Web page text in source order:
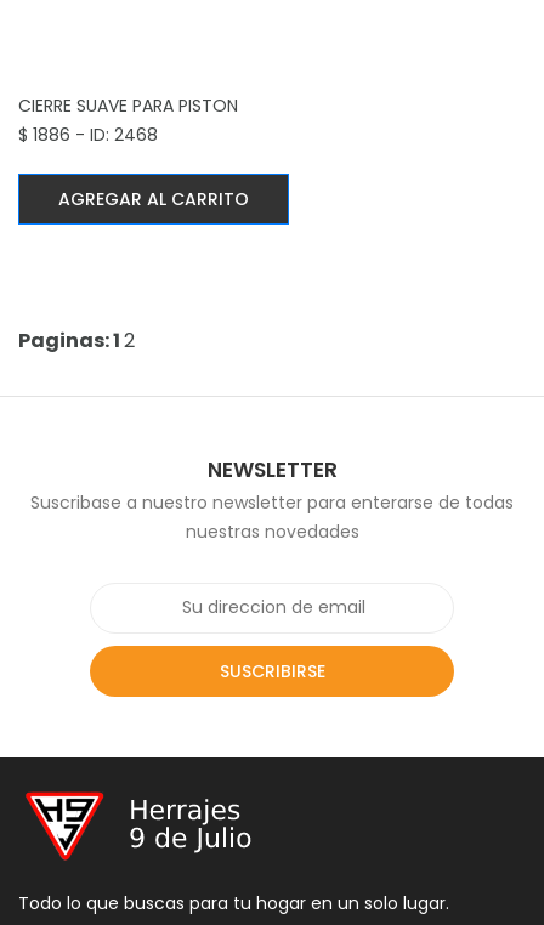
CIERRE SUAVE PARA PISTON
$ 1886 - ID: 2468
AGREGAR AL CARRITO
Paginas: 12
NEWSLETTER
Suscribase a nuestro newsletter para enterarse de todas
nuestras novedades
SUSCRIBIRSE
Todo lo que buscas para tu hogar en un solo lugar.